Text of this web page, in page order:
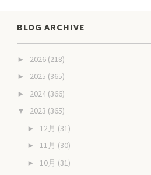
BLOG ARCHIVE
► 2026 (218)
► 2025 (365)
► 2024 (366)
▼ 2023 (365)
► 12月 (31)
► 11月 (30)
► 10月 (31)